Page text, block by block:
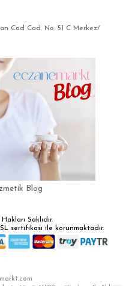
Cad Cad. No: 51 C Merkez/
Blog
Saklıdır.
sertifikası ile korunmaktadır.